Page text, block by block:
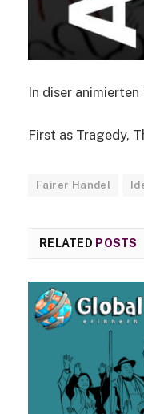
In diser
First as Tragedy,
Fairer Handel
RELATED POSTS